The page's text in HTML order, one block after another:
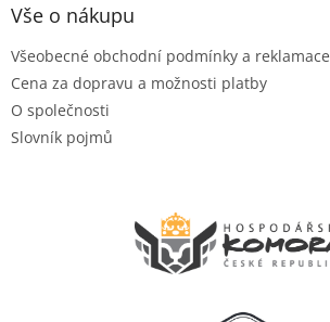
Vše o nákupu
Všeobecné obchodní podmínky a reklamace
Cena za dopravu a možnosti platby
O společnosti
Slovník pojmů